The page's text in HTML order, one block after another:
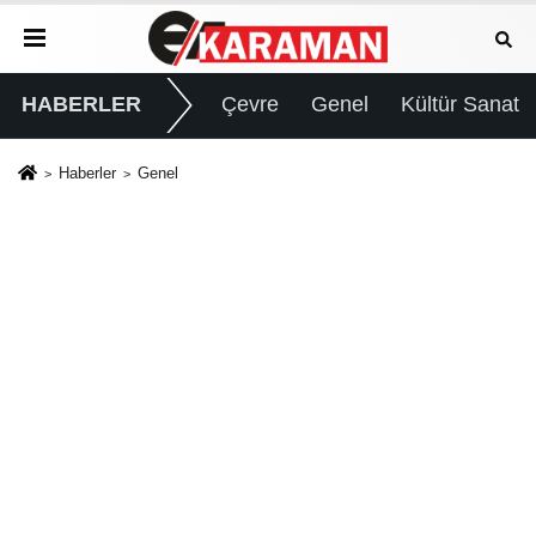
HABERLER Çevre Genel Kültür Sanat
Haberler Genel